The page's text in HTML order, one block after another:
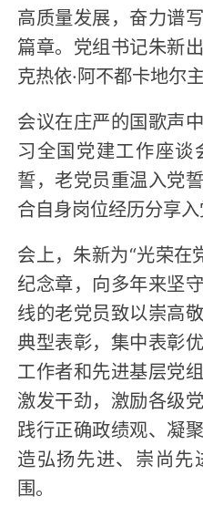
高质量发展，奋力谱
篇章。党组书记朱新
克热依·阿不都卡地尔
会议在庄严的国歌声
习全国党建工作座
誓，老党员重温入党
合自身岗位经历分享入
会上，朱新为“光荣在
纪念章，向多年来坚
线的老党员致以崇高
典型表彰，集中表彰
工作者和先进基层党
激发干劲，激励各级
践行正确政绩观、凝
造弘扬先进、崇尚
围。